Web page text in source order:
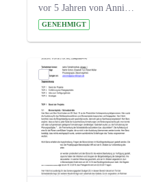
vor 5 Jahren von Anni Schlumberger
GENEHMIGT